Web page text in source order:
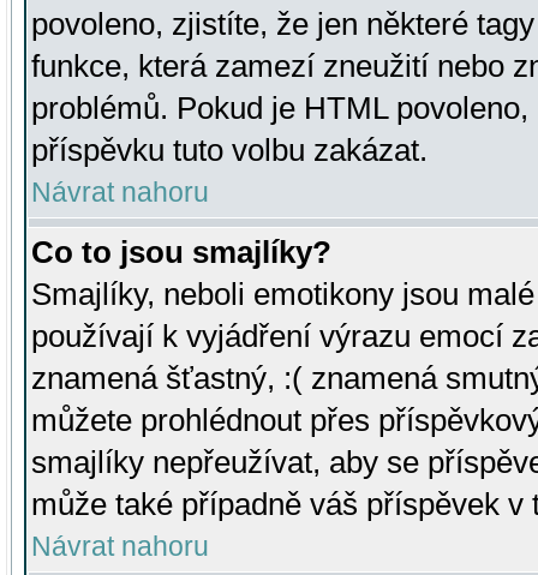
povoleno, zjistíte, že jen některé
funkce, která zamezí zneužití nebo
problémů. Pokud je HTML
příspěvku tuto volbu zakázat.
Návrat nahoru
Co to jsou smajlíky?
Smajlíky, neboli emotikony jsou
používají k vyjádření výrazu emocí
znamená šťastný, :( znamená
můžete prohlédnout přes
smajlíky nepřeužívat, aby se
může také případně váš příspěvek v
Návrat nahoru